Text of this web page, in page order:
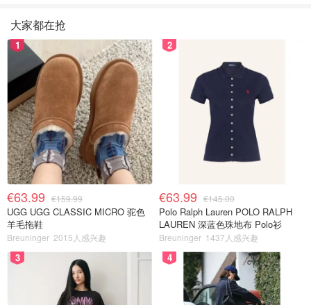
大家都在抢
1
€63.99 €159.99
UGG UGG CLASSIC MICRO 驼色
羊毛拖鞋
Breuninger 2015人感兴趣
2
€63.99 €145.00
Polo Ralph Lauren POLO RALPH
LAUREN 深蓝色珠地布 Polo衫
Breuninger 1437人感兴趣
3 4